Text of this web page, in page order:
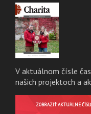
V aktuálnom čísle
našich projektoch a
ZOBRAZIŤ AKTUÁLNE